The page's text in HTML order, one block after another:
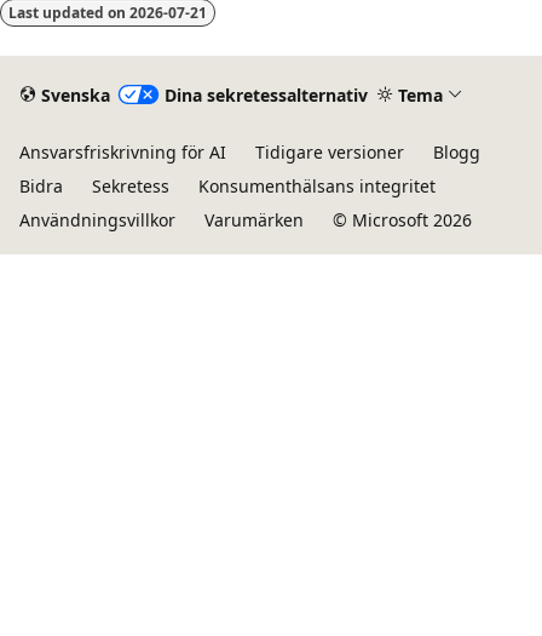
Last updated on 2026-07-21
Svenska Dina sekretessalternativ Tema
Ansvarsfriskrivning för AI Tidigare versioner
Blogg
Bidra
Sekretess
Konsumenthälsans integritet
Användningsvillkor
Varumärken © Microsoft 2026